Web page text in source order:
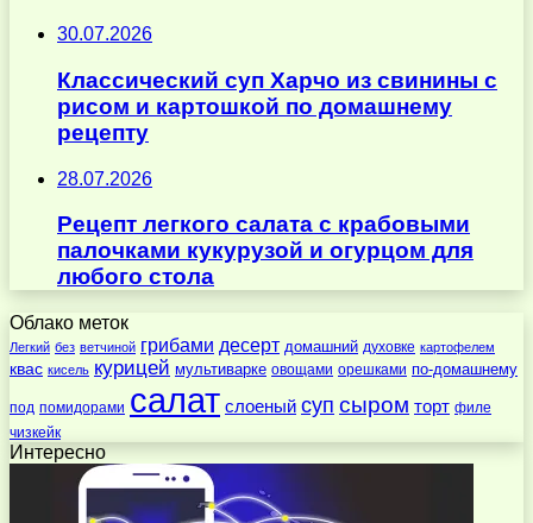
30.07.2026
Классический суп Харчо из свинины с
рисом и картошкой по домашнему
рецепту
28.07.2026
Рецепт легкого салата с крабовыми
палочками кукурузой и огурцом для
любого стола
Облако меток
Легкий без ветчиной грибами десерт домашний духовке картофелем
квас кисель курицей мультиварке овощами орешками по-домашнему
под помидорами салат слоеный суп сыром торт филе
чизкейк
Интересно